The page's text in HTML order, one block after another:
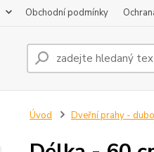
Obchodní podmínky
Úvod Dveřní prahy -